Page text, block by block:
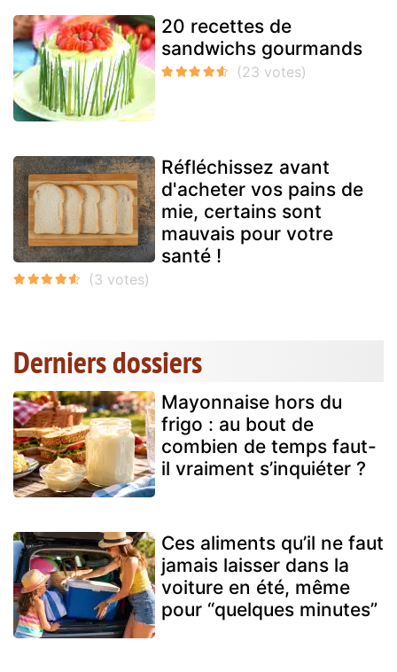
20 recettes de
sandwichs gourmands
Réfléchissez avant
d'acheter vos pains de
mie, certains sont
mauvais pour votre
santé !
Derniers dossiers
Mayonnaise hors du
frigo : au bout de
combien de temps faut-
il vraiment s’inquiéter ?
Ces aliments qu’il ne faut
jamais laisser dans la
voiture en été, même
pour “quelques minutes”